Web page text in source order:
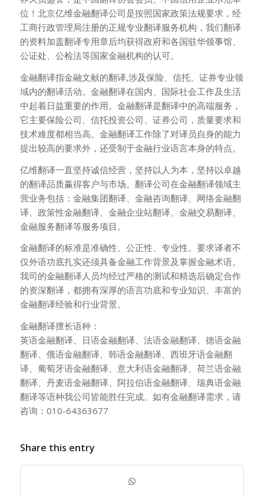
位！北京亿维金融翻译公司是按照国家政策法规要求，经
工商行政管理局注册的正规专业翻译服务机构，我们翻译
的资料加盖翻译专用章后均获得政府和各国驻华领事馆、
公证处、公检法等国家金融机构的认可。
金融翻译指金融文献的翻译,涉及保险、信托、证券专业领
域内的翻译活动。金融翻译在国内、国际社会工作及生活
中起着日益重要的作用。金融翻译是翻译中的高端服务，
它主要保险公司、信托投资公司、证券公司，质量要求和
技术难度都相当高。金融翻译工作除了对译员自身的能力
提出较高的要求外，还受制于金融行业语言本身的特点。
亿维翻译一直坚持诚信经营，坚持以人为本，坚持以卓越
的翻译品质赢得客户与市场。翻译公司在金融翻译领域主
营业务包括：金融集团翻译、金融咨询翻译、网络金融翻
译、政策性金融翻译、金融企业站翻译、金融交易翻译、
金融服务翻译等服务项目。
金融翻译的标准是准确性、公正性、专业性。要求译者不
仅外语功底扎实还须具备金融工作背景及掌握金融术语。
我司的金融翻译人员均经过严格的测试和精选后确定合作
的资深翻译，都拥有深厚的语言功底和专业知识、丰富的
金融翻译经验和行业背景。
金融翻译擅长语种：
英语金融翻译、日语金融翻译、法语金融翻译、德语金融
翻译、俄语金融翻译、韩语金融翻译、西班牙语金融翻
译、葡萄牙语金融翻译、意大利语金融翻译、荷兰语金融
翻译、丹麦语金融翻译、阿拉伯语金融翻译、瑞典语金融
翻译等语种我公司皆能胜任完成。如有金融翻译需求，请
咨询：010-64363677
Share this entry